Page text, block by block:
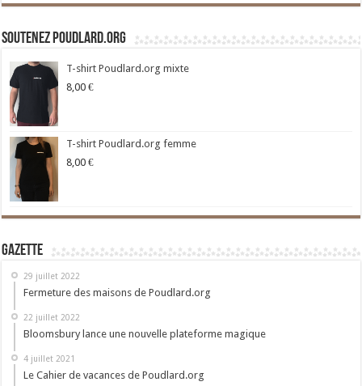
Soutenez Poudlard.org
T-shirt Poudlard.org mixte
8,00 €
T-shirt Poudlard.org femme
8,00 €
Gazette
29 juillet 2022
Fermeture des maisons de Poudlard.org
22 juillet 2022
Bloomsbury lance une nouvelle plateforme magique
4 juillet 2021
Le Cahier de vacances de Poudlard.org